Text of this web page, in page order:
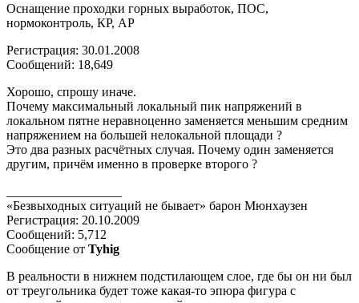
Оснащение проходки горных выработок, ПОС,
нормоконтроль, КР, АР
Регистрация: 30.01.2008
Сообщений: 18,649
Хорошо, спрошу иначе.
Почему максимальный локальный пик напряжений в
локальном пятне неравноценно заменяется меньшим средним
напряжением на большей нелокальной площади ?
Это два разных расчётных случая. Почему один заменяется
другим, причём именно в проверке второго ?
«Безвыходных ситуаций не бывает» барон Мюнхаузен
Регистрация: 20.10.2009
Сообщений: 5,712
Сообщение от Tyhig
В реальности в нижнем подстилающем слое, где бы он ни был
от треугольника будет тоже какая-то эпюра фигура с